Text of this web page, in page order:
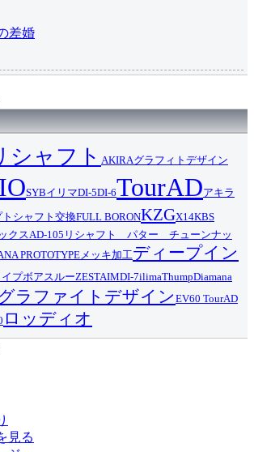
差婚
シャフト AKIRAグラフィトデザイン
SYBイリマDI-5DI-6TourADアキラ
シャフト交換FULL BORONKZGX14KBS
クスAD-105 リシャフト パター チューンナッ
PROTOTYPEメッキ加工ディープイン
プボアスルーZESTAIMDI-7ilimaThumpDiamana
グラファイトデザイン EV60 TourAD
ロッディオ